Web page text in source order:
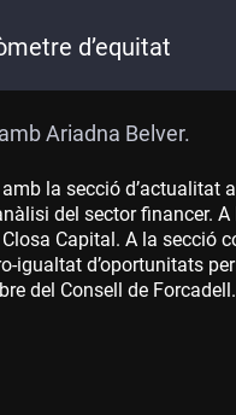
d’equitat
Ariadna Belver.
la secció d’actualitat
del sector financer.
Capital. A la secció
igualtat d’oportunitats
del Consell de Forcadell.